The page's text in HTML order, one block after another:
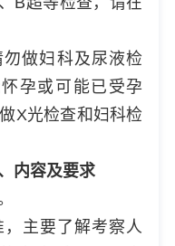
做妇科及尿液检
孕或可能已受孕
X光检查和妇科检
内容及要求
主要了解考察人